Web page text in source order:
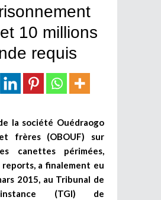
10 millions
requis
la société Ouédraogo
frères (OBOUF) sur
canettes périmées,
reports, a finalement eu
2015, au Tribunal de
(TGI) de